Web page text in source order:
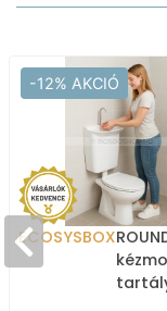
-12% AKCIÓ
ECOSYSBOX